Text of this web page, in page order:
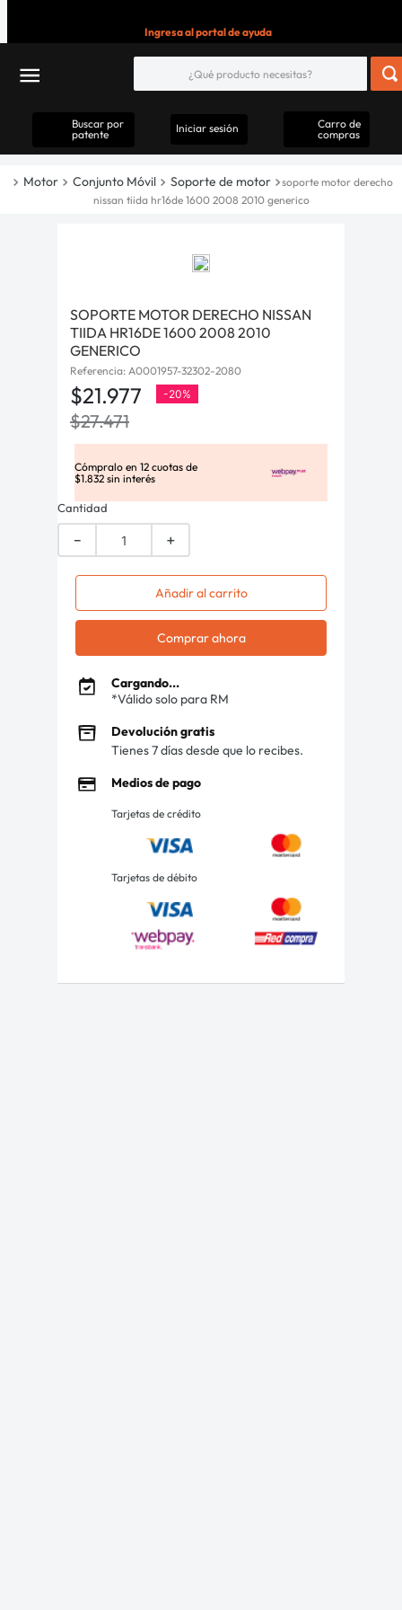
Ingresa al portal de ayuda
Buscar por
patente
Iniciar sesión
Carro de
compras
Motor Conjunto Móvil Soporte de motor
soporte motor derecho
nissan tiida hr16de 1600 2008 2010 generico
SOPORTE MOTOR DERECHO NISSAN
TIIDA HR16DE 1600 2008 2010
GENERICO
Referencia: A0001957-32302-2080
$21.977 -20%
$27.471
Cómpralo en 12 cuotas de
$1.832 sin interés
Cantidad
＋
－
Añadir al carrito
Comprar ahora
Cargando...
*Válido solo para RM
Devolución gratis
Tienes 7 días desde que lo recibes.
Medios de pago
Tarjetas de crédito
Tarjetas de débito